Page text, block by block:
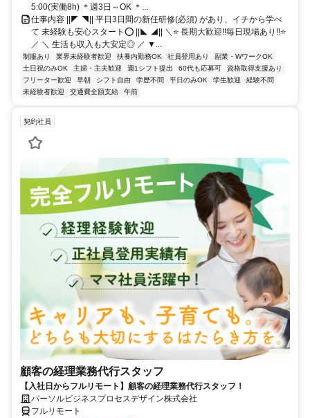
5:00(実働8h) ＊週3日～OK ＊...
仕事内容 ||◤ ◥|| 平日3日間の新任研修(必須) があり、イチから学べ
て 未経験も安心スタート⭕ ||◣ ◢|| ＼⭐ 長期大歓迎!!毎日現場あり!!⭐
／ ＼ 生活も収入も大安定◎ ／ ▼...
制服あり 業界未経験者歓迎 扶養内勤務OK 社員登用あり
副業・WワークOK
土日祝のみOK
主婦・主夫歓迎 週1シフト提出 60代も応募可
資格取得支援あり
フリーター歓迎
早朝 シフト自由 学歴不問 平日のみOK 学生歓迎
経験不問
未経験者歓迎
交通費全額支給 午前
契約社員
顧客の経理業務代行スタッフ
【入社日からフルリモート】顧客の経理業務代行スタッフ！
パーソルビジネスプロセスデザイン株式会社
フルリモート